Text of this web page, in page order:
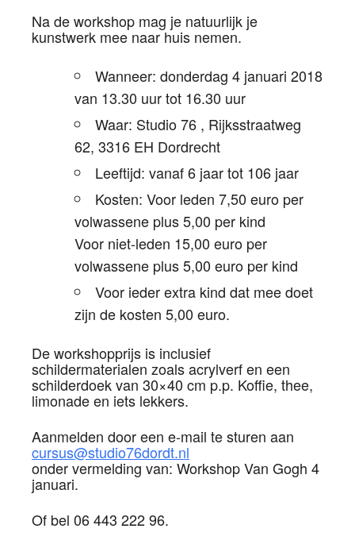
Na de workshop mag je natuurlijk je
kunstwerk mee naar huis nemen.
Wanneer: donderdag 4 januari 2018
van 13.30 uur tot 16.30 uur
Waar: Studio 76 , Rijksstraatweg
62, 3316 EH Dordrecht
Leeftijd: vanaf 6 jaar tot 106 jaar
Kosten: Voor leden 7,50 euro per
volwassene plus 5,00 per kind
Voor niet-leden 15,00 euro per
volwassene plus 5,00 euro per kind
Voor ieder extra kind dat mee doet
zijn de kosten 5,00 euro.
De workshopprijs is inclusief
schildermaterialen zoals acrylverf en een
schilderdoek van 30×40 cm p.p. Koffie, thee,
limonade en iets lekkers.
Aanmelden door een e-mail te sturen aan
cursus@studio76dordt.nl
onder vermelding van: Workshop Van Gogh 4
januari.
Of bel 06 443 222 96.